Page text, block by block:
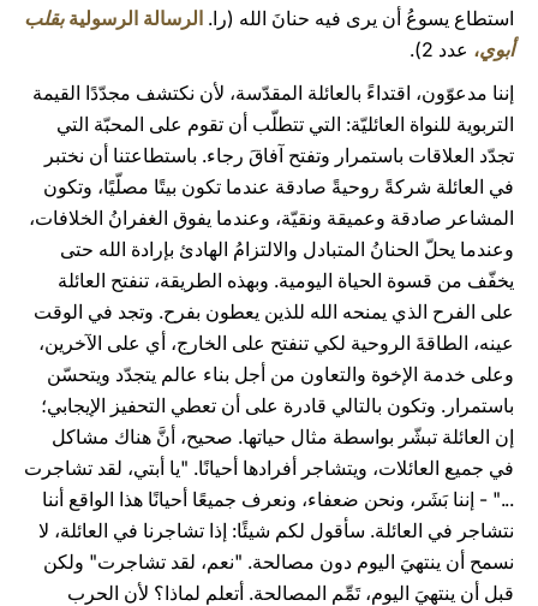
استطاع يسوعُ أن يرى فيه حنانَ الله (را. الرسالة الرسوليةبقلب
أبوي، عدد 2).
إننا مدعوّون، اقتداءً بالعائلة المقدّسة، لأن نكتشف مجدّدًا القيمة
التربوية للنواة العائليّة: التي تتطلّب أن تقوم على المحبّة التي
تجدّد العلاقات باستمرار وتفتح آفاقَ رجاء. باستطاعتنا أن نختبر
في العائلة شركةً روحيةً صادقة عندما تكون بيتًا مصلّيًا، وتكون
المشاعر صادقة وعميقة ونقيّة، وعندما يفوق الغفرانُ الخلافات،
وعندما يحلّ الحنانُ المتبادل والالتزامُ الهادئ بإرادة الله حتى
يخفّف من قسوة الحياة اليومية. وبهذه الطريقة، تنفتح العائلة
على الفرح الذي يمنحه الله للذين يعطون بفرح. وتجد في الوقت
عينه، الطاقةَ الروحية لكي تنفتح على الخارج، أي على الآخرين،
وعلى خدمة الإخوة والتعاون من أجل بناء عالم يتجدّد ويتحسّن
باستمرار. وتكون بالتالي قادرة على أن تعطي التحفيز الإيجابي؛
إن العائلة تبشّر بواسطة مثال حياتها. صحيح، أنَّ هناك مشاكل
في جميع العائلات، ويتشاجر أفرادها أحيانًا. "يا أبتي، لقد تشاجرت
..." - إننا بَشَر، ونحن ضعفاء، ونعرف جميعًا أحيانًا هذا الواقع أننا
نتشاجر في العائلة. سأقول لكم شيئًا: إذا تشاجرنا في العائلة، لا
نسمح أن ينتهيَ اليوم دون مصالحة. "نعم، لقد تشاجرت" ولكن
قبل أن ينتهيَ اليوم، تَمِّم المصالحة. أتعلم لماذا؟ لأن الحرب